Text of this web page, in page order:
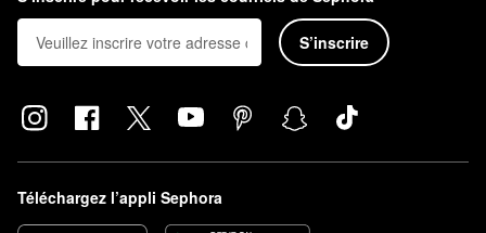
S’inscrire
Téléchargez l’appli Sephora